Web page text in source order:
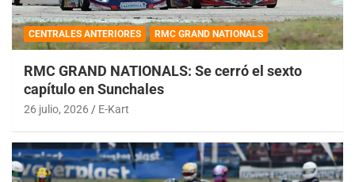
CENTRALES ANTERIORES RMC GRAND NATIONALS
RMC GRAND NATIONALS: Se cerró el sexto
capítulo en Sunchales
26 julio, 2026 E-Kart